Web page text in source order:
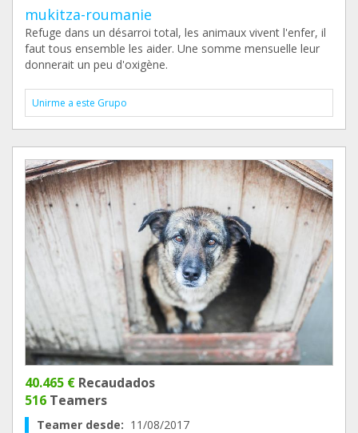
mukitza-roumanie
Refuge dans un désarroi total, les animaux vivent l'enfer, il
faut tous ensemble les aider. Une somme mensuelle leur
donnerait un peu d'oxigène.
Unirme a este Grupo
40.465 € Recaudados
516 Teamers
Teamer desde: 11/08/2017